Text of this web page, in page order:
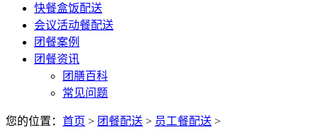
快餐盒饭配送
会议活动餐配送
团餐案例
团餐资讯
团膳百科
常见问题
您的位置： 首页 > 团餐配送 > 员工餐配送 >